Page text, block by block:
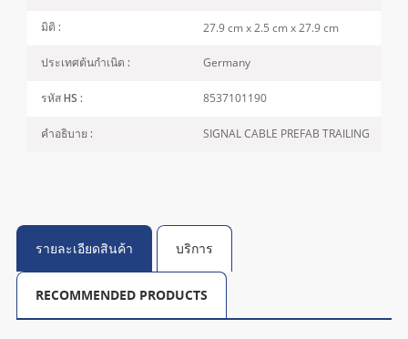
มิติ : 27.9 cm x 2.5 cm x 27.9 cm
ประเทศต้นกำเนิด : Germany
รหัส HS : 8537101190
คำอธิบาย : SIGNAL CABLE PREFAB TRAILING
รายละเอียดสินค้า บริการ
RECOMMENDED PRODUCTS